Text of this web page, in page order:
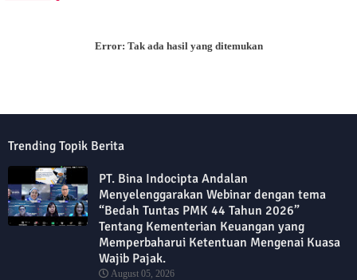
Error: Tak ada hasil yang ditemukan
Trending Topik Berita
PT. Bina Indocipta Andalan
Menyelenggarakan Webinar dengan tema
“Bedah Tuntas PMK 44 Tahun 2026”
Tentang Kementerian Keuangan yang
Memperbaharui Ketentuan Mengenai Kuasa
Wajib Pajak.
August 05, 2026